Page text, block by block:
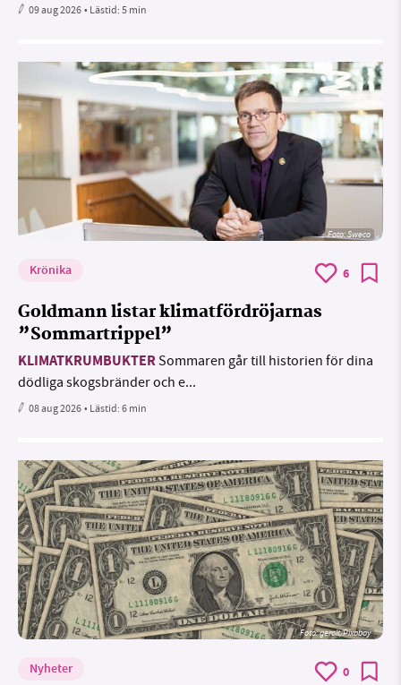
09 aug 2026• Lästid:5 min
Foto: Sweco
Krönika 6
Goldmann listar klimatfördröjarnas
”Sommartrippel”
KLIMATKRUMBUKTERSommaren går till historien för dina
dödliga skogsbränder och e...
08 aug 2026• Lästid:6 min
Foto:geralt/Pixabay
Nyheter 0